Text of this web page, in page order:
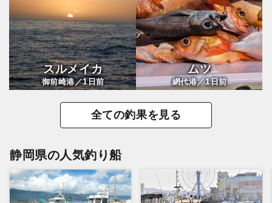
スルメイカ
御前崎港／1日前
ムツ
網代港／1日前
全ての釣果を見る
静岡県の人気釣り船